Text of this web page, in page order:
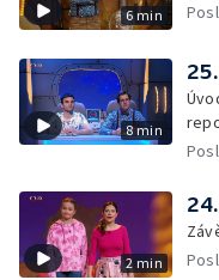
6 min
8 min
2 min